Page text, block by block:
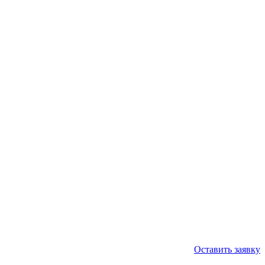
Оставить заявку